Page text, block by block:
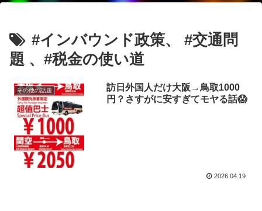
#インバウンド政策、 #交通問
題 、#税金の使い道
その他の話題
訪日外国人だけ大阪→鳥取1000
円？さすがに安すぎてモヤる話😱
2026.04.19